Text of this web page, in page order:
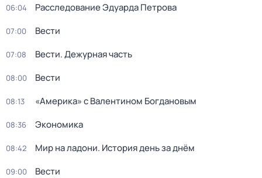
06:04 Расследование Эдуарда Петрова
07:00 Вести
07:08 Вести. Дежурная часть
08:00 Вести
08:13 «Америка» с Валентином Богдановым
08:36 Экономика
08:42 Мир на ладони. История день за днём
09:00 Вести